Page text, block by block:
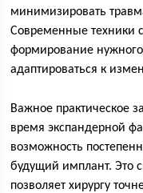
минимизировать
Современные техники
формирование нужного
адаптироваться к
Важное практическое
время экспандерной
возможность
будущий имплант. Это
позволяет хирургу